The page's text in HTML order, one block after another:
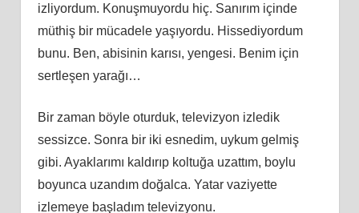
izliyordum. Konuşmuyordu hiç. Sanırım içinde
müthiş bir mücadele yaşıyordu. Hissediyordum
bunu. Ben, abisinin karısı, yengesi. Benim için
sertleşen yarağı…
Bir zaman böyle oturduk, televizyon izledik
sessizce. Sonra bir iki esnedim, uykum gelmiş
gibi. Ayaklarımı kaldırıp koltuğa uzattım, boylu
boyunca uzandım doğalca. Yatar vaziyette
izlemeye başladım televizyonu.